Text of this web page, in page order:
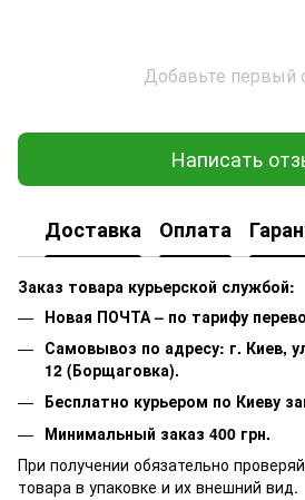
Добавьте первый
Написать
Доставка Оплата
Заказ товара курьерской службой:
Новая ПОЧТА – по тарифу
Самовывоз по адресу: г. Киев,
12 (Борщаговка).
Бесплатно курьером по Киеву
Минимальный заказ 400 грн.
При получении обязательно
товара в упаковке и их внешний вид.